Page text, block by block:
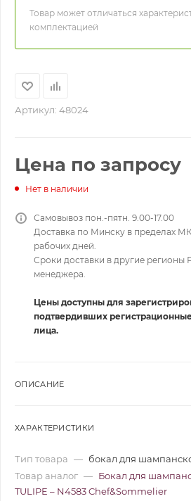
Товар может отличаться
комплектацией
Артикул: 48024
Цена по запросу
Нет в наличии
Самовывоз пон.-пятн. 9.00-17.00
Доставка по Минску в пределах
рабочих дней.
Сроки доставки в другие регионы
менеджера.
Цены доступны для
подтвердивших
лица.
ОПИСАНИЕ
ХАРАКТЕРИСТИКИ
Тип товара — бокал для
Товар аналог — Бокал для
TULIPE – N4583 Chef&Sommelier